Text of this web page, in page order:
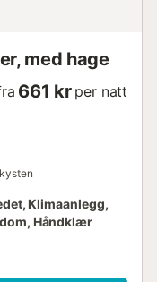
med hage
661 kr per natt
Klimaanlegg,
Håndklær